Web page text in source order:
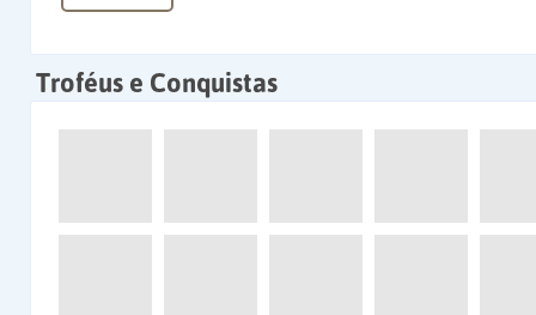
Troféus e Conquistas